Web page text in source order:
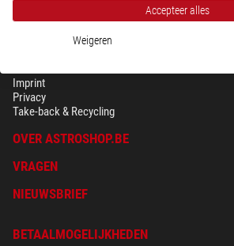
Imprint
Privacy
Take-back & Recycling
OVER ASTROSHOP.BE
VRAGEN
NIEUWSBRIEF
BETAALMOGELIJKHEDEN
Accepteer alles
Weigeren